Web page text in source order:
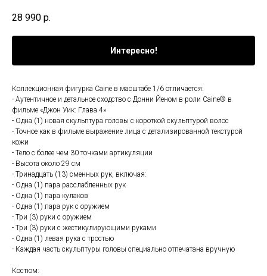
28 990 р.
Интересно!
Коллекционная фигурка Caine в масштабе 1/6 отличается:
- Аутентичное и детальное сходство с Донни Йеном в роли Caine® в
фильме «Джон Уик: Глава 4»
- Одна (1) новая скульптура головы с короткой скульптурой волос
- Точное как в фильме выражение лица с детализированной текстурой
кожи
- Тело с более чем 30 точками артикуляции
- Высота около 29 см
- Тринадцать (13) сменных рук, включая:
- Одна (1) пара расслабленных рук
- Одна (1) пара кулаков
- Одна (1) пара рук с оружием
- Три (3) руки с оружием
- Три (3) руки с жестикулирующими руками
- Одна (1) левая рука с тростью
- Каждая часть скульптуры головы специально отпечатана вручную
Костюм: